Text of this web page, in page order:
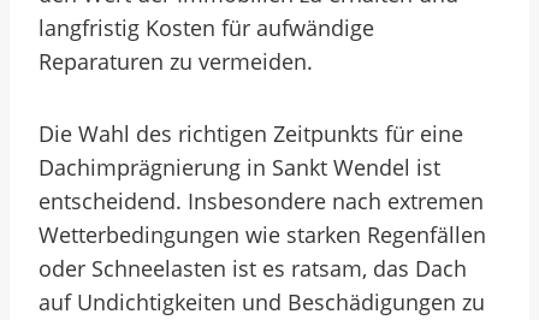
langfristig Kosten für aufwändige
Reparaturen zu vermeiden.
Die Wahl des richtigen Zeitpunkts für eine
Dachimprägnierung in Sankt Wendel ist
entscheidend. Insbesondere nach extremen
Wetterbedingungen wie starken Regenfällen
oder Schneelasten ist es ratsam, das Dach
auf Undichtigkeiten und Beschädigungen zu